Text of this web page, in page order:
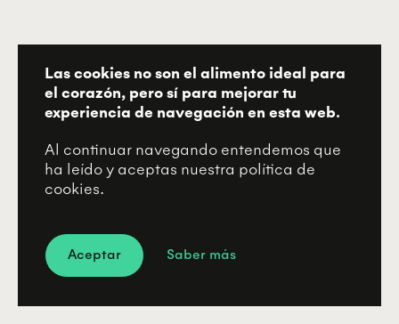
Las cookies no son el alimento ideal para
el corazón, pero sí para mejorar tu
experiencia de navegación en esta web.
Al continuar navegando entendemos que
ha leído y aceptas nuestra política de
cookies.
Aceptar Saber más